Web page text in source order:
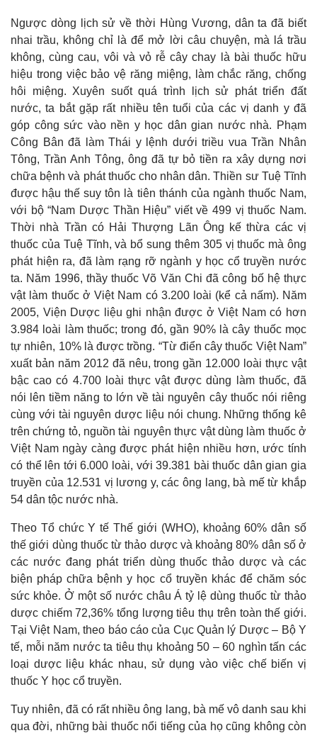
Ngược dòng lịch sử về thời Hùng Vương, dân ta đã biết
nhai trầu, không chỉ là để mở lời câu chuyện, mà lá trầu
không, cùng cau, vôi và vỏ rễ cây chay là bài thuốc hữu
hiệu trong việc bảo vệ răng miệng, làm chắc răng, chống
hôi miệng. Xuyên suốt quá trình lịch sử phát triển đất
nước, ta bắt gặp rất nhiều tên tuổi của các vị danh y đã
góp công sức vào nền y học dân gian nước nhà. Phạm
Công Bân đã làm Thái y lệnh dưới triều vua Trần Nhân
Tông, Trần Anh Tông, ông đã tự bỏ tiền ra xây dựng nơi
chữa bệnh và phát thuốc cho nhân dân. Thiền sư Tuệ Tĩnh
được hậu thế suy tôn là tiên thánh của ngành thuốc Nam,
với bộ “Nam Dược Thần Hiệu” viết về 499 vị thuốc Nam.
Thời nhà Trần có Hải Thượng Lãn Ông kế thừa các vị
thuốc của Tuệ Tĩnh, và bổ sung thêm 305 vị thuốc mà ông
phát hiện ra, đã làm rạng rỡ ngành y học cổ truyền nước
ta. Năm 1996, thầy thuốc Võ Văn Chi đã công bố hệ thực
vật làm thuốc ở Việt Nam có 3.200 loài (kể cả nấm). Năm
2005, Viện Dược liệu ghi nhận được ở Việt Nam có hơn
3.984 loài làm thuốc; trong đó, gần 90% là cây thuốc mọc
tự nhiên, 10% là được trồng. “Từ điển cây thuốc Việt Nam”
xuất bản năm 2012 đã nêu, trong gần 12.000 loài thực vật
bậc cao có 4.700 loài thực vật được dùng làm thuốc, đã
nói lên tiềm năng to lớn về tài nguyên cây thuốc nói riêng
cùng với tài nguyên dược liệu nói chung. Những thống kê
trên chứng tỏ, nguồn tài nguyên thực vật dùng làm thuốc ở
Việt Nam ngày càng được phát hiện nhiều hơn, ước tính
có thể lên tới 6.000 loài, với 39.381 bài thuốc dân gian gia
truyền của 12.531 vị lương y, các ông lang, bà mế từ khắp
54 dân tộc nước nhà.
Theo Tổ chức Y tế Thế giới (WHO), khoảng 60% dân số
thế giới dùng thuốc từ thảo dược và khoảng 80% dân số ở
các nước đang phát triển dùng thuốc thảo dược và các
biện pháp chữa bệnh y học cổ truyền khác để chăm sóc
sức khỏe. Ở một số nước châu Á tỷ lệ dùng thuốc từ thảo
dược chiếm 72,36% tổng lượng tiêu thụ trên toàn thế giới.
Tại Việt Nam, theo báo cáo của Cục Quản lý Dược – Bộ Y
tế, mỗi năm nước ta tiêu thụ khoảng 50 – 60 nghìn tấn các
loại dược liệu khác nhau, sử dụng vào việc chế biến vị
thuốc Y học cổ truyền.
Tuy nhiên, đã có rất nhiều ông lang, bà mế vô danh sau khi
qua đời, những bài thuốc nổi tiếng của họ cũng không còn